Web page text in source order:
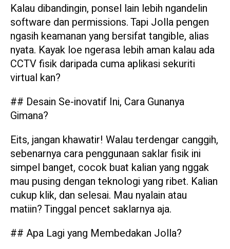
Kalau dibandingin, ponsel lain lebih ngandelin
software dan permissions. Tapi Jolla pengen
ngasih keamanan yang bersifat tangible, alias
nyata. Kayak loe ngerasa lebih aman kalau ada
CCTV fisik daripada cuma aplikasi sekuriti
virtual kan?
## Desain Se-inovatif Ini, Cara Gunanya
Gimana?
Eits, jangan khawatir! Walau terdengar canggih,
sebenarnya cara penggunaan saklar fisik ini
simpel banget, cocok buat kalian yang nggak
mau pusing dengan teknologi yang ribet. Kalian
cukup klik, dan selesai. Mau nyalain atau
matiin? Tinggal pencet saklarnya aja.
## Apa Lagi yang Membedakan Jolla?